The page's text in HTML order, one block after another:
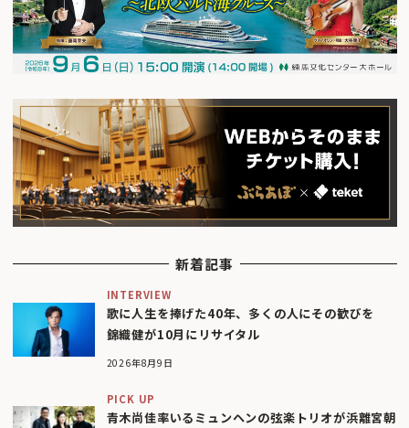
新着記事
INTERVIEW
歌に人生を捧げた40年、多くの人にその歓びを
錦織健が10月にリサイタル
2026年8月9日
PICK UP
青木尚佳率いるミュンヘンの弦楽トリオが浜離宮朝